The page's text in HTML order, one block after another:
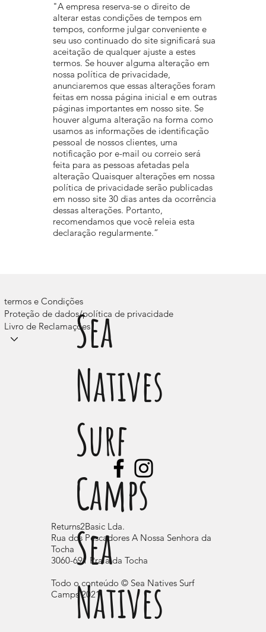
"A empresa reserva-se o direito de
alterar estas condições de tempos em
tempos, conforme julgar conveniente e
seu uso continuado do site significará sua
aceitação de qualquer ajuste a estes
termos. Se houver alguma alteração em
nossa política de privacidade,
anunciaremos que essas alterações foram
feitas em nossa página inicial e em outras
páginas importantes em nosso site. Se
houver alguma alteração na forma como
usamos as informações de identificação
pessoal de nossos clientes, uma
notificação por e-mail ou correio será
feita para as pessoas afetadas pela
alteração Quaisquer alterações em nossa
política de privacidade serão publicadas
em nosso site 30 dias antes da ocorrência
dessas alterações. Portanto,
recomendamos que você releia esta
declaração regularmente.”
Acampamentos
Sea
Natives
termos e Condições
Proteção de dados/política de privacidade
Livro de Reclamações
Returns2Basic Lda.
Rua dos Pescadores A Nossa Senhora da
Tocha
3060-691 Praia da Tocha
Todo o conteúdo © Sea Natives Surf
Camps 2021
Sea
Natives
Surf
Camps